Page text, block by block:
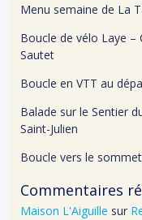
Menu semaine de La
Boucle de vélo Laye –
Sautet
Boucle en VTT au
Balade sur le Sentier
Saint-Julien
Boucle vers le
Commentaires
Maison L'Aiguille sur